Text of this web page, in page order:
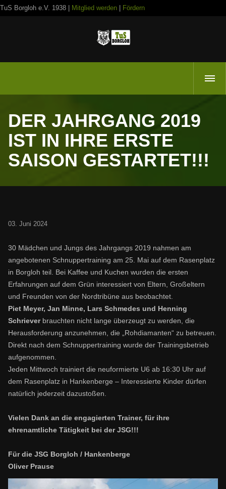
TuS Borgloh e.V. 1938 | Mitglied werden Fördern
DER JAHRGANG 2019
IST IN IHRE ERSTE
SAISON GESTARTET!!!
03. Juni 2024
30 Mädchen und Jungs des Jahrgangs 2019 nahmen am
angebotenen Schnuppertraining am 25. Mai auf dem Rasenplatz
in Borgloh teil. Bei Kaffee und Kuchen wurden die ersten
Erfahrungen auf dem Grün interessiert von Eltern, Großeltern
und Freunden von der Nordtribüne aus beobachtet.
Piet Meyer, Jan Minne, Lars Schmedes und Henning
Schrieverbrauchten nicht lange überzeugt zu werden, die
Herausforderung anzunehmen, die „Rohdiamanten“ zu betreuen.
Direkt nach dem Schnuppertraining wurde der Trainingsbetrieb
aufgenommen.
Jeden Mittwoch trainiert die neuformierte U6 ab 16:30 Uhr auf
dem Rasenplatz in Hankenberge – Interessierte Kinder dürfen
natürlich jederzeit dazustoßen.
Vielen Dank an die engagierten Trainer, für ihre
ehrenamtliche Tätigkeit bei der JSG!!!
Für die JSG Borgloh / Hankenberge
Oliver Prause